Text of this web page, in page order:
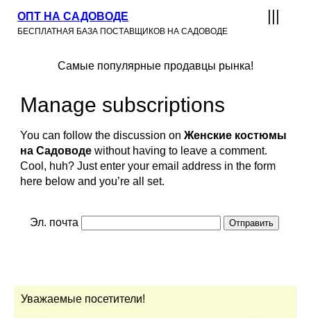
ОПТ НА САДОВОДЕ
БЕСПЛАТНАЯ БАЗА ПОСТАВЩИКОВ НА САДОВОДЕ
Самые популярные продавцы рынка!
Manage subscriptions
You can follow the discussion on Женские костюмы
на Садоводеwithout having to leave a comment.
Cool, huh? Just enter your email address in the form
here below and you’re all set.
Эл. почта
Уважаемые посетители!